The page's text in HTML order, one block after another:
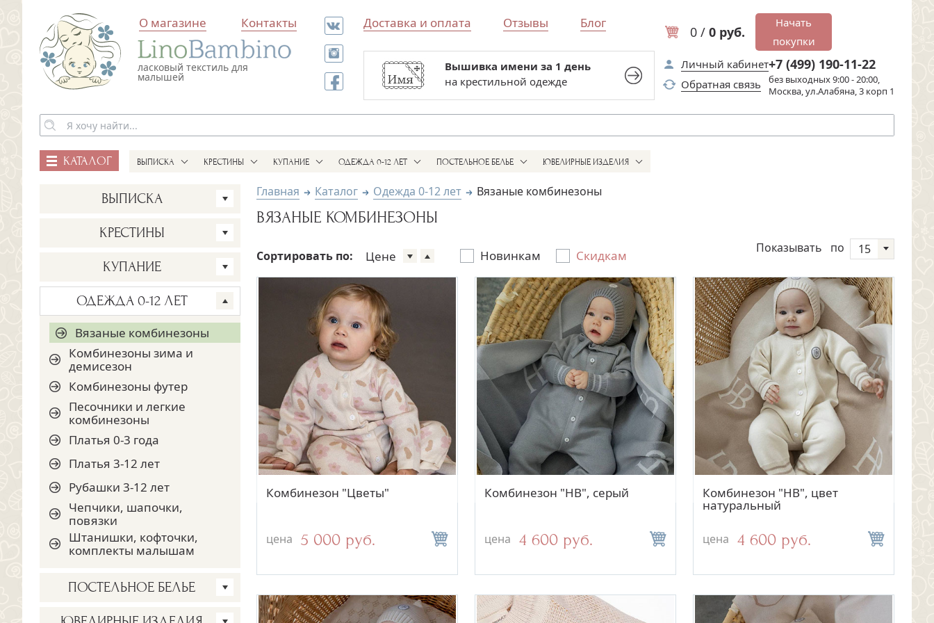
ласковый текстиль для
малышей
О магазине Контакты Доставка и оплата Отзывы Блог
0 / 0 руб.
Начать
покупки
Все для выписки и крестин
в одном магазине
Вышивка имени за 1 день
на крестильной одежде
Личный кабинет
Обратная связь
+7 (499) 190-11-22
без выходных 9:00 - 20:00,
Москва, ул.Алабяна, 3 корп 1
КАТАЛОГ ВЫПИСКА КРЕСТИНЫ КУПАНИЕ ОДЕЖДА 0-12 ЛЕТ ПОСТЕЛЬНОЕ БЕЛЬЕ ЮВЕЛИРНЫЕ ИЗДЕЛИЯ
ВЫПИСКА
Конверты на выписку
Вязаная одежда на
выписку
Комплекты на выписку
Детские пледы и коконы
Чепчики и шапочки
Пинетки и носочки
Подарки на рождение
Уголки, банты, аксессуары
КРЕСТИНЫ
Рубашки и платья для
Крещения
Крестильные полотенца,
пеленки и крыжмы
Крестильные наборы
Мешочки и аксессуары
Пинетки и носочки
Чепчики, косынки,
повязки
Платки и капоры для
церкви
Серебряные крестики
Крестики с эмалью
Цепочки для крестика
Шнурки для крестика
Пледы на Крестины
КУПАНИЕ
Детские махровые халаты
Полотенца и уголки для
купания
ОДЕЖДА 0-12 ЛЕТ
Вязаные комбинезоны
Комбинезоны зима и
демисезон
Комбинезоны футер
Песочники и легкие
комбинезоны
Платья 0-3 года
Платья 3-12 лет
Рубашки 3-12 лет
Чепчики, шапочки,
повязки
Штанишки, кофточки,
комплекты малышам
ПОСТЕЛЬНОЕ БЕЛЬЕ
Бортики, бамперы
Главная Каталог Одежда 0-12 лет Вязаные комбинезоны
ВЯЗАНЫЕ КОМБИНЕЗОНЫ
Сортировать по: Цене Новинкам Скидкам Показывать по 15
Быстрый просмотр
Комбинезон "Цветы"
цена 5 000 руб.
Быстрый просмотр
Комбинезон "НВ", серый
цена 4 600 руб.
Быстрый просмотр
Комбинезон "НВ", цвет
натуральный
цена 4 600 руб.